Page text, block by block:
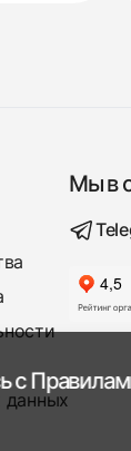
данных
Мы в
с